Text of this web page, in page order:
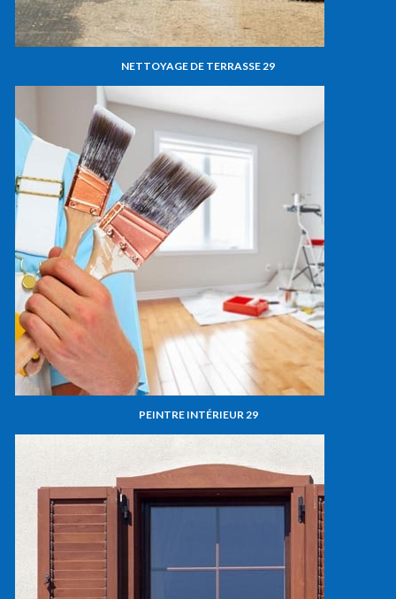
NETTOYAGE DE TERRASSE 29
PEINTRE INTÉRIEUR 29